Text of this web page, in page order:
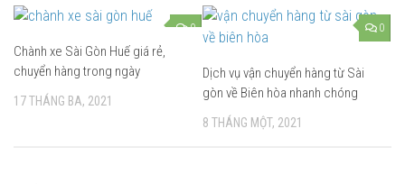
0
Chành xe Sài Gòn Huế giá rẻ,
chuyển hàng trong ngày
17 THÁNG BA, 2021
0
Dịch vụ vận chuyển hàng từ Sài
gòn về Biên hòa nhanh chóng
8 THÁNG MỘT, 2021